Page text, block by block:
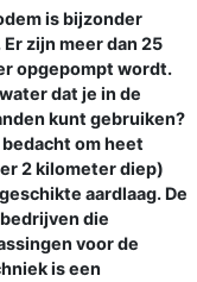
is bijzonder
zijn meer dan 25
opgepompt wordt.
dat je in de
kunt gebruiken?
om heet
2 kilometer diep)
aardlaag. De
die
voor de
is een